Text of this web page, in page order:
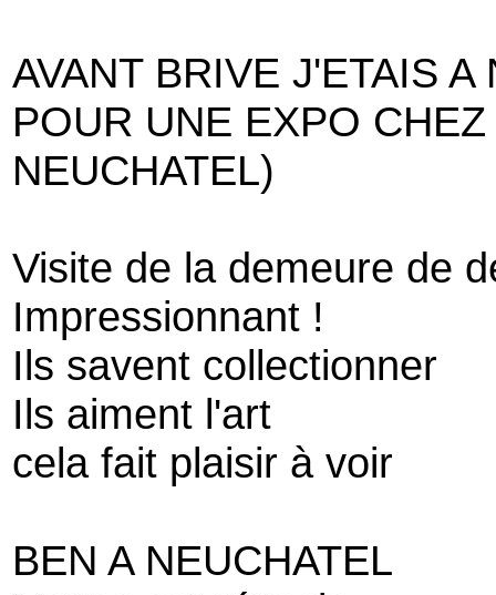
AVANT BRIVE J'ETAIS A
POUR UNE EXPO
NEUCHATEL)
Visite de la demeure de
Impressionnant !
Ils savent collectionner
Ils aiment l'art
cela fait plaisir à voir
BEN A NEUCHATEL